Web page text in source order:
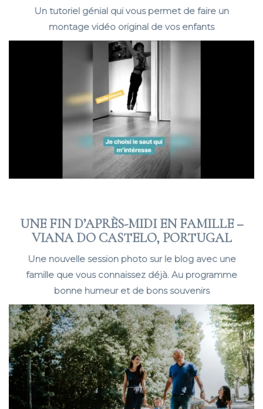
Un tutoriel génial qui vous permet de faire un
montage vidéo original de vos enfants
UNE FIN D’APRÈS-MIDI EN FAMILLE –
VIANA DO CASTELO, PORTUGAL
Une nouvelle session photo sur le blog avec une
famille que vous connaissez déjà. Au programme
bonne humeur et de bons souvenirs